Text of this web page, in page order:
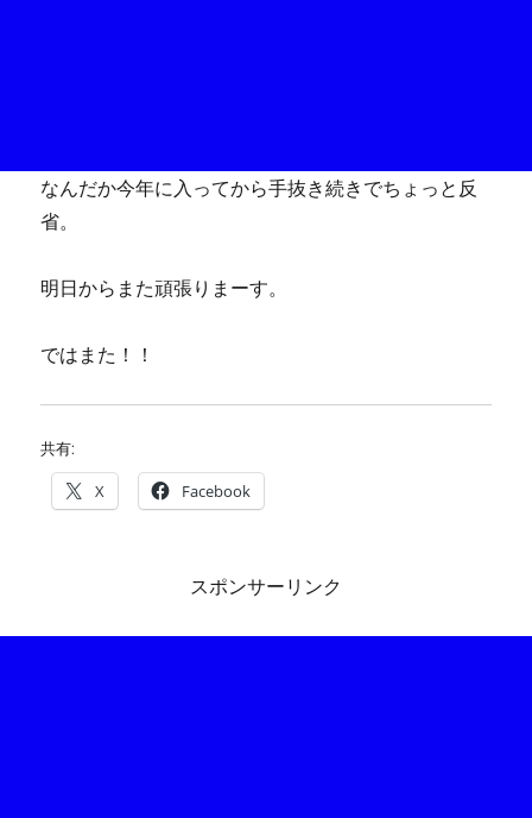
なんだか今年に入ってから手抜き続きでちょっと反
省。
明日からまた頑張りまーす。
ではまた！！
共有:
X Facebook
スポンサーリンク